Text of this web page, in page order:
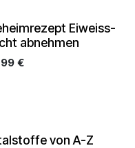
Eiweiss-
abnehmen
€
von A-Z